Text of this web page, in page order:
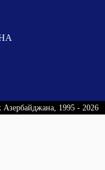
1995 - 2026